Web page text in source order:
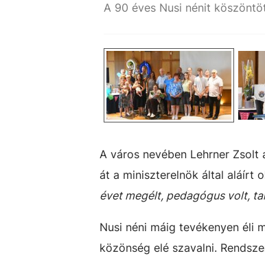
A 90 éves Nusi nénit
A város nevében Lehrner
át a miniszterelnök által aláírt
évet megélt, pedagógus volt,
Nusi néni máig tevékenyen éli
közönség elé szavalni.